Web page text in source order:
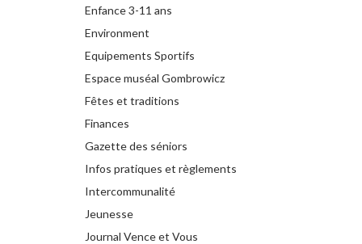
Enfance 3-11 ans
Environment
Equipements Sportifs
Espace muséal Gombrowicz
Fêtes et traditions
Finances
Gazette des séniors
Infos pratiques et règlements
Intercommunalité
Jeunesse
Journal Vence et Vous